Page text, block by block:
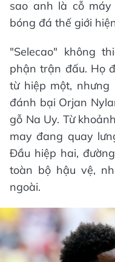
sao anh là cỗ
bóng đá thế giới
"Selecao" không
phận trận đấu. Họ
từ hiệp một, nhưng
đánh bại Orjan
gỗ Na Uy. Từ
may đang quay
Đầu hiệp hai,
toàn bộ hậu vệ,
ngoài.